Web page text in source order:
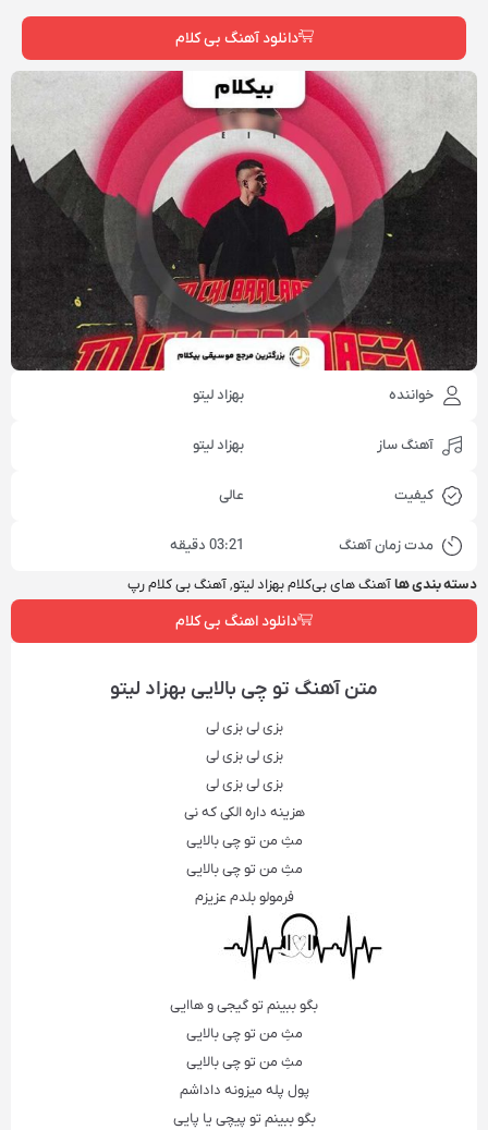
دانلود آهنگ بی کلام
خواننده بهزاد لیتو
آهنگ ساز بهزاد لیتو
کیفیت عالی
مدت زمان آهنگ 03:21 دقیقه
دسته بندی هاآهنگ‌ های بی‌کلام بهزاد لیتو,آهنگ بی کلام رپ
دانلود اهنگ بی کلام
متن آهنگ‌ تو چی بالایی بهزاد لیتو
بزی لی بزی لی
بزی لی بزی لی
بزی لی بزی لی
هزینه داره الکی که نی
مثِ من تو چی بالایی
مثِ من تو چی بالایی
فرمولو بلدم عزیزم
بگو ببینم تو گیجی و هاایی
مثِ من تو چی بالایی
مثِ من تو چی بالایی
پول پله میزونه داداشم
بگو ببینم تو پیچی یا پایی